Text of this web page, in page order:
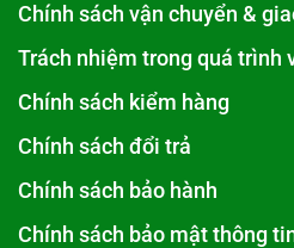
Chính sách vận chuyển &
Trách nhiệm trong quá trình
Chính sách kiểm hàng
Chính sách đổi trả
Chính sách bảo hành
Chính sách bảo mật thông